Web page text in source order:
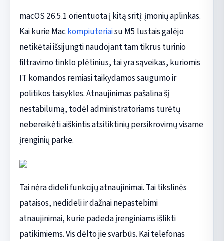
macOS 26.5.1 orientuota į kitą sritį: įmonių aplinkas.
Kai kurie Mackompiuteriaisu M5 lustais galėjo
netikėtai išsijungti naudojant tam tikrus turinio
filtravimo tinklo plėtinius, tai yra sąveikas, kuriomis
IT komandos remiasi taikydamos saugumo ir
politikos taisykles. Atnaujinimas pašalina šį
nestabilumą, todėl administratoriams turėtų
nebereikėti aiškintis atsitiktinių persikrovimų visame
įrenginių parke.
Tai nėra dideli funkcijų atnaujinimai. Tai tikslinės
pataisos, nedideli ir dažnai nepastebimi
atnaujinimai, kurie padeda įrenginiams išlikti
patikimiems. Vis dėlto jie svarbūs. Kai telefonas